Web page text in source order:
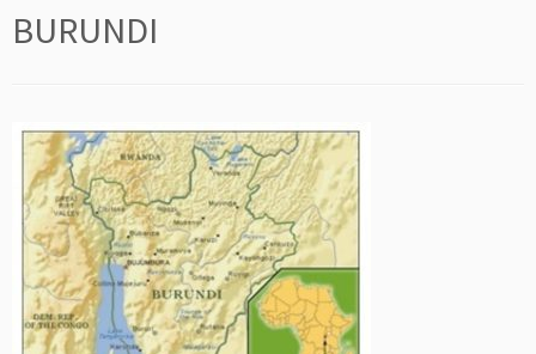
BURUNDI